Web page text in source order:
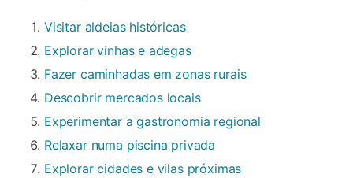
Visitar aldeias históricas
Explorar vinhas e adegas
Fazer caminhadas em zonas rurais
Descobrir mercados locais
Experimentar a gastronomia regional
Relaxar numa piscina privada
Explorar cidades e vilas próximas